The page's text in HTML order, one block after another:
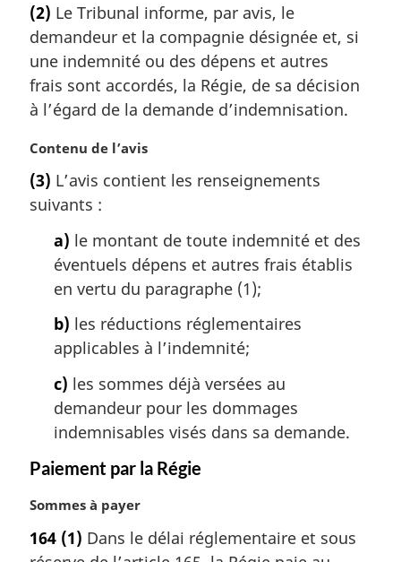
t
e
m
a
g
n
a
e
(2) Le Tribunal informe, par avis, le
demandeur et la compagnie désignée et, si
une indemnité ou des dépens et autres
frais sont accordés, la Régie, de sa décision
à l’égard de la demande d’indemnisation.
N
t
e
Contenu de l’avis
(3) L’avis contient les renseignements
suivants :
a) le montant de toute indemnité et des
éventuels dépens et autres frais établis
en vertu du paragraphe (1);
b) les réductions réglementaires
applicables à l’indemnité;
c) les sommes déjà versées au
demandeur pour les dommages
indemnisables visés dans sa demande.
Paiement par la Régie
N
t
Sommes à payer
164 (1) Dans le délai réglementaire et sous